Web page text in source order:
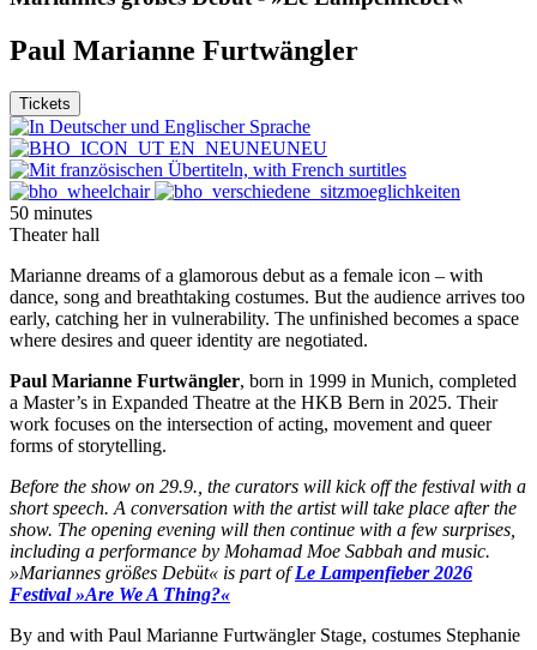
Paul Marianne Furtwängler
Tickets
50 minutes
Theater hall
Marianne dreams of a glamorous debut as a female icon – with
dance, song and breathtaking costumes. But the audience arrives too
early, catching her in vulnerability. The unfinished becomes a space
where desires and queer identity are negotiated.
Paul Marianne Furtwängler, born in 1999 in Munich, completed
a Master’s in Expanded Theatre at the HKB Bern in 2025. Their
work focuses on the intersection of acting, movement and queer
forms of storytelling.
Before the show on 29.9., the curators will kick off the festival with a
short speech. A conversation with the artist will take place after the
show. The opening evening will then continue with a few surprises,
including a performance by Mohamad Moe Sabbah and music.
»Mariannes größes Debüt« is part ofLe Lampenfieber 2026
Festival »Are We A Thing?«
By and with Paul Marianne Furtwängler Stage, costumes Stephanie